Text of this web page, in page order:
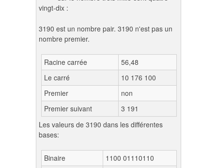
vingt-dix :
3190 est un nombre pair. 3190 n'est pas un
nombre premier.
Racine carrée
56,48
Le carré
10 176 100
Premier
non
Premier suivant
3 191
Les valeurs de 3190 dans les différentes
bases:
Binaire
1100 01110110